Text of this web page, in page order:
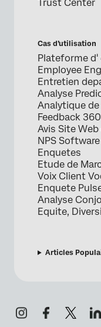
Trust Center
Cas d’utilisation
Plateforme d'
Employee
Entretien
Analyse
Analytique
Feedback 360
Avis Site
NPS Software
Enquetes
Etude de
Voix Client
Enquete
Analyse
Equite,
Articles